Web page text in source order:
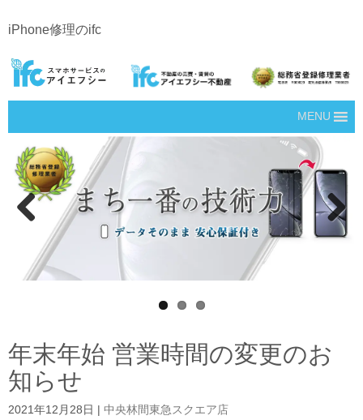
iPhone修理のifc
MENU
Next
年末年始 営業時間の変更のお
知らせ
2021年12月28日 中央林間東急スクエア店